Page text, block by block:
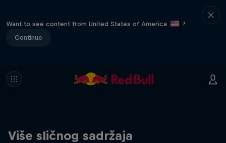
Want to see content from United States of America
?
Continue
Više sličnog sadržaja